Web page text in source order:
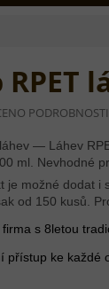
RPET
— Láhev
ml. Nevhodné
je možné dodat
od 150 kusů.
firma s 8letou
přístup ke každé